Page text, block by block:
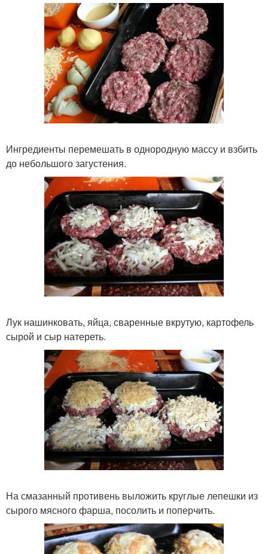
Ингредиенты перемешать в однородную массу и взбить
до небольшого загустения.
Лук нашинковать, яйца, сваренные вкрутую, картофель
сырой и сыр натереть.
На смазанный противень выложить круглые лепешки из
сырого мясного фарша, посолить и поперчить.